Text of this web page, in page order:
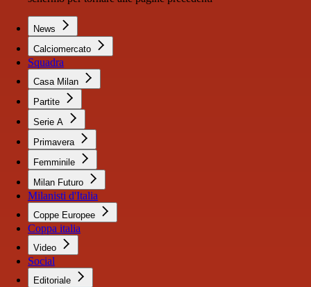
News
Calciomercato
Squadra
Casa Milan
Partite
Serie A
Primavera
Femminile
Milan Futuro
Milanisti d'Italia
Coppe Europee
Coppa italia
Video
Social
Editoriale